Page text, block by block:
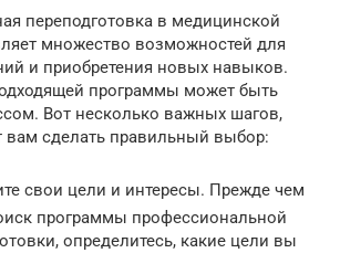
переподготовка в медицинской
множество возможностей для
и приобретения новых навыков.
программы может быть
Вот несколько важных шагов,
вам сделать правильный выбор:
свои цели и интересы. Прежде чем
программы профессиональной
определитесь, какие цели вы